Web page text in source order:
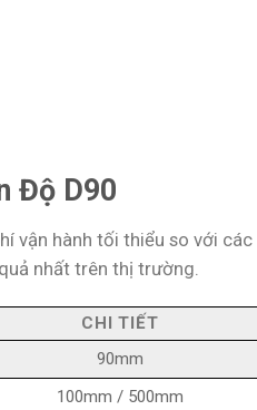
Độ D90
vận hành tối thiểu so với
nhất trên thị trường.
CHI TIẾT
90mm
100mm / 500mm